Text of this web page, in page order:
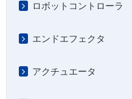
ロボットコントローラ
エンドエフェクタ
アクチュエータ